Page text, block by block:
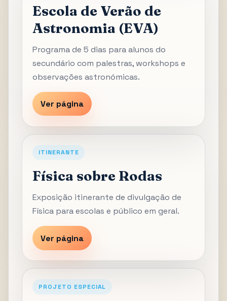
Escola de Verão de
Astronomia (EVA)
Programa de 5 dias para alunos do
secundário com palestras, workshops e
observações astronómicas.
Ver página
ITINERANTE
Física sobre Rodas
Exposição itinerante de divulgação de
Física para escolas e público em geral.
Ver página
PROJETO ESPECIAL